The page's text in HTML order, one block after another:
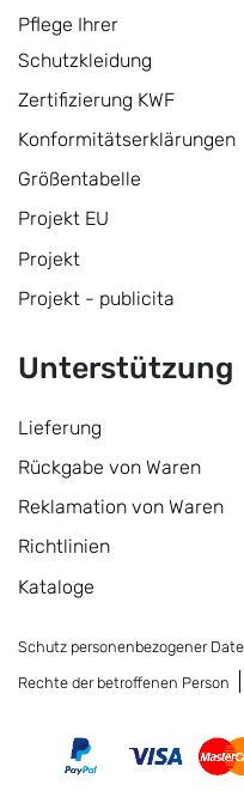
Pflege Ihrer
Schutzkleidung
Zertifizierung KWF
Konformitätserklärungen
Größentabelle
Projekt EU
Projekt
Projekt - publicita
Unterstützung
Lieferung
Rückgabe von Waren
Reklamation von Waren
Richtlinien
Kataloge
Schutz personenbezogener
Rechte der betroffenen Person